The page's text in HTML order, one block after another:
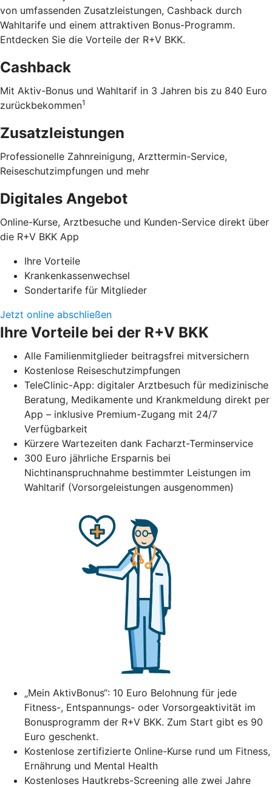
von umfassenden Zusatzleistungen, Cashback durch
Wahltarife und einem attraktiven Bonus-Programm.
Entdecken Sie die Vorteile der R+V BKK.
Cashback
Mit Aktiv-Bonus und Wahltarif in 3 Jahren bis zu 840 Euro
zurückbekommen1
Zusatzleistungen
Professionelle Zahnreinigung, Arzttermin-Service,
Reiseschutzimpfungen und mehr
Digitales Angebot
Online-Kurse, Arztbesuche und Kunden-Service direkt über
die R+V BKK App
Ihre Vorteile
Krankenkassenwechsel
Sondertarife für Mitglieder
Jetzt online abschließen
Ihre Vorteile bei der R+V BKK
Alle Familienmitglieder beitragsfrei mitversichern
Kostenlose Reiseschutzimpfungen
TeleClinic-App: digitaler Arztbesuch für medizinische
Beratung, Medikamente und Krankmeldung direkt per
App – inklusive Premium-Zugang mit 24/7
Verfügbarkeit
Kürzere Wartezeiten dank Facharzt-Terminservice
300 Euro jährliche Ersparnis bei
Nichtinanspruchnahme bestimmter Leistungen im
Wahltarif (Vorsorgeleistungen ausgenommen)
„Mein AktivBonus“: 10 Euro Belohnung für jede
Fitness-, Entspannungs- oder Vorsorgeaktivität im
Bonusprogramm der R+V BKK. Zum Start gibt es 90
Euro geschenkt.
Kostenlose zertifizierte Online-Kurse rund um Fitness,
Ernährung und Mental Health
Kostenloses Hautkrebs-Screening alle zwei Jahre